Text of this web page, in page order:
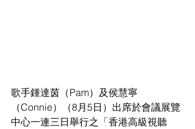
歌手鍾達茵（Pam）及侯慧寧
（Connie）（8月5日）出席於會議展覽
中心一連三日舉行之「香港高級視聽